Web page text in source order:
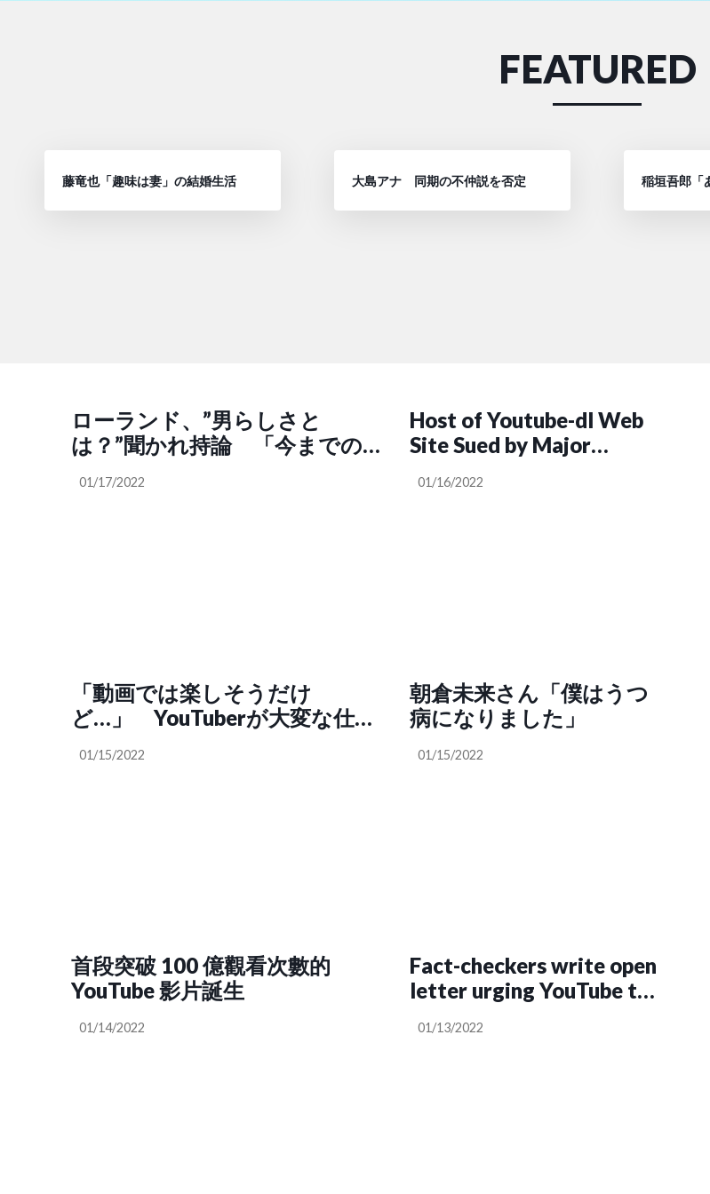
FEATURED
藤竜也「趣味は妻」の結婚生活 大島アナ 同期の不仲説を否定 稲垣吾郎「
ローランド、”男らしさと
は？”聞かれ持論 「今までの
01/17/2022
Host of Youtube-dl Web
Site Sued by Major
01/16/2022
「動画では楽しそうだけ
ど…」 YouTuberが大変な仕事
01/15/2022
朝倉未来さん「僕はうつ
病になりました」
01/15/2022
首段突破 100 億觀看次數的
YouTube 影片誕生
01/14/2022
Fact-checkers write open
letter urging YouTube to
misinformation
01/13/2022